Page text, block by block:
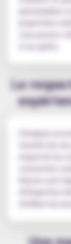
personnaliser
proportions
vous pouvez
Le
Extrapure
respecter les
concentrés
flacons sont
d'étiquettes
Une